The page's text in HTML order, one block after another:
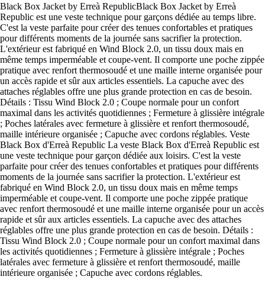
Black Box Jacket by Erreà RepublicBlack Box Jacket by Erreà
Republic est une veste technique pour garçons dédiée au temps libre.
C'est la veste parfaite pour créer des tenues confortables et pratiques
pour différents moments de la journée sans sacrifier la protection.
L'extérieur est fabriqué en Wind Block 2.0, un tissu doux mais en
même temps imperméable et coupe-vent. Il comporte une poche zippée
pratique avec renfort thermosoudé et une maille interne organisée pour
un accès rapide et sûr aux articles essentiels. La capuche avec des
attaches réglables offre une plus grande protection en cas de besoin.
Détails : Tissu Wind Block 2.0 ; Coupe normale pour un confort
maximal dans les activités quotidiennes ; Fermeture à glissière intégrale
; Poches latérales avec fermeture à glissière et renfort thermosoudé,
maille intérieure organisée ; Capuche avec cordons réglables. Veste
Black Box d'Erreà Republic La veste Black Box d'Erreà Republic est
une veste technique pour garçon dédiée aux loisirs. C'est la veste
parfaite pour créer des tenues confortables et pratiques pour différents
moments de la journée sans sacrifier la protection. L'extérieur est
fabriqué en Wind Block 2.0, un tissu doux mais en même temps
imperméable et coupe-vent. Il comporte une poche zippée pratique
avec renfort thermosoudé et une maille interne organisée pour un accès
rapide et sûr aux articles essentiels. La capuche avec des attaches
réglables offre une plus grande protection en cas de besoin. Détails :
Tissu Wind Block 2.0 ; Coupe normale pour un confort maximal dans
les activités quotidiennes ; Fermeture à glissière intégrale ; Poches
latérales avec fermeture à glissière et renfort thermosoudé, maille
intérieure organisée ; Capuche avec cordons réglables.